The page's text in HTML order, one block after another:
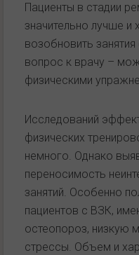
Пациенты в стадии
значительно лучше и
возобновить
вопрос к врачу –
физическими
Исследований
физических
немного. Однако
переносимость
занятий. Особенно
пациентов с ВЗК,
остеопороз, низкую
стрессы. Объем и